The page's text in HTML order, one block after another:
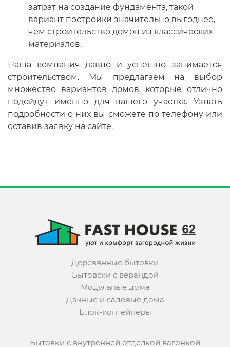
затрат на создание фундамента, такой
вариант постройки значительно выгоднее,
чем строительство домов из классических
материалов.
Наша компания давно и успешно занимается
строительством. Мы предлагаем на выбор
множество вариантов домов, которые отлично
подойдут именно для вашего участка. Узнать
подробности о них вы сможете по телефону или
оставив заявку на сайте.
Деревянные бытовки
Бытовски с верандой
Модульные дома
Дачные и садовые дома
Блок-контейнеры
Бытовки с внутренней отделкой вагонкой